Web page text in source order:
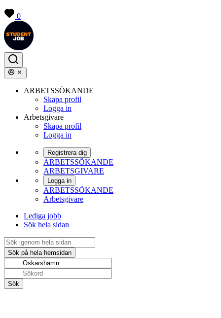
0
ARBETSSÖKANDE
Skapa profil
Logga in
Arbetsgivare
Skapa profil
Logga in
Registrera dig
ARBETSSÖKANDE
ARBETSGIVARE
Logga in
ARBETSSÖKANDE
Arbetsgivare
Lediga jobb
Sök hela sidan